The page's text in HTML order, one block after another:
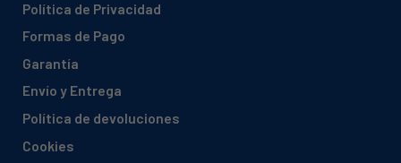
Política de Privacidad
Formas de Pago
Garantía
Envío y Entrega
Política de devoluciones
Cookies